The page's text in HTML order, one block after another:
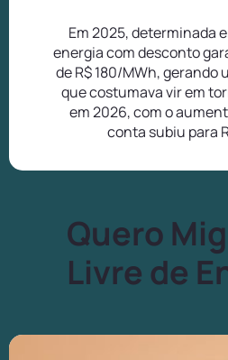
Em 2025, determinada
energia com desconto
de R$ 180/MWh, gerando
que costumava vir em
em 2026, com o
conta subiu para
Quero
Livre de